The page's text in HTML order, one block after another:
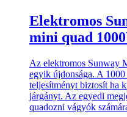
Elektromos
mini quad
Az elektromos Sunway
egyik újdonsága. A
teljesítményt biztosít ha
járgányt. Az egyedi
quadozni vágyók